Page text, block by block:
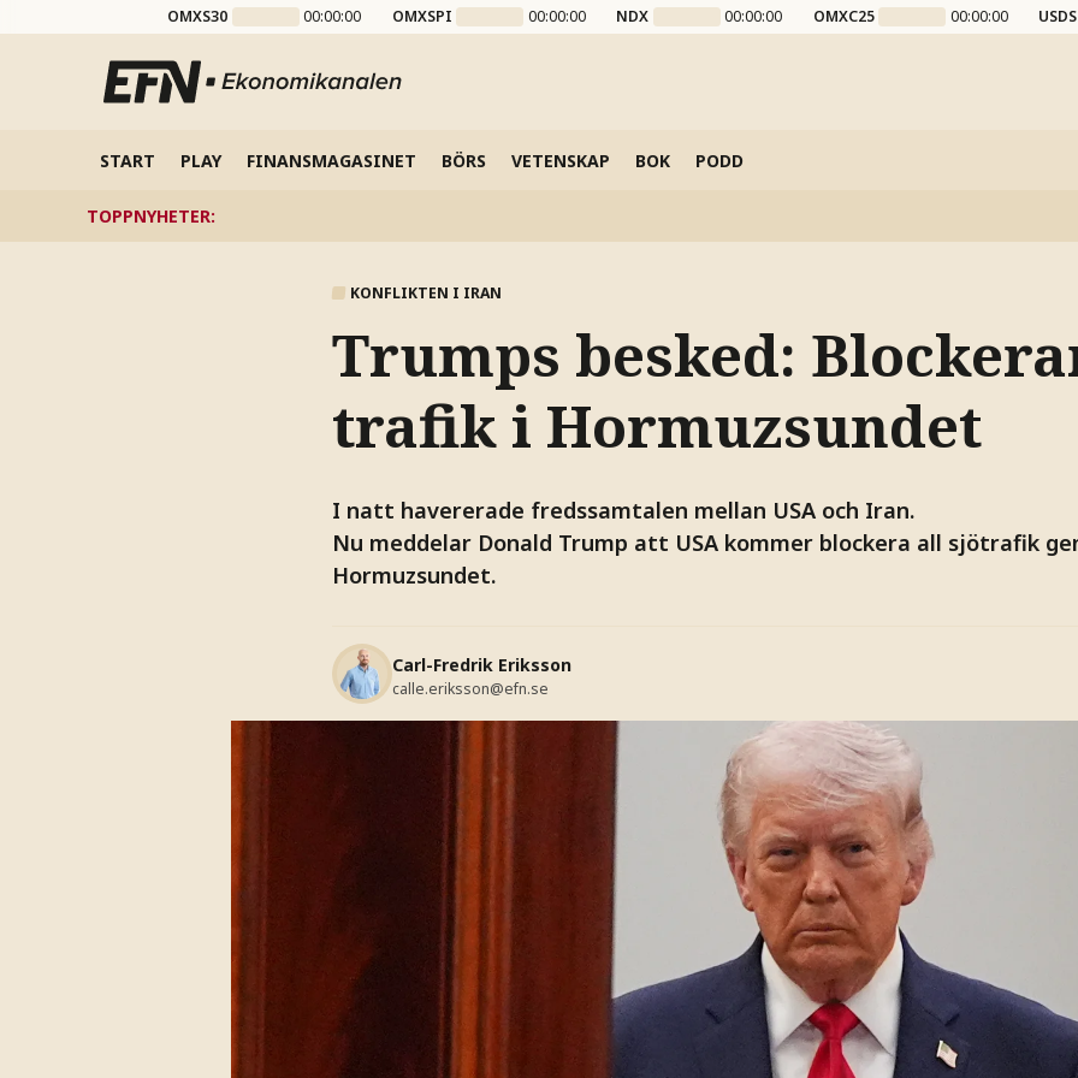
OMXS30 00:00:00 OMXSPI 00:00:00 NDX 00:00:00 OMXC25 00:00:00
START PLAY FINANSMAGASINET BÖRS VETENSKAP BOK PODD
TOPPNYHETER:
KONFLIKTEN I IRAN
Trumps besked:
trafik i Hormuzsundet
I natt havererade fredssamtalen mellan USA och Iran.
Nu meddelar Donald Trump att USA kommer blockera all sjötrafik
Hormuzsundet.
Carl-Fredrik Eriksson
calle.eriksson@efn.se